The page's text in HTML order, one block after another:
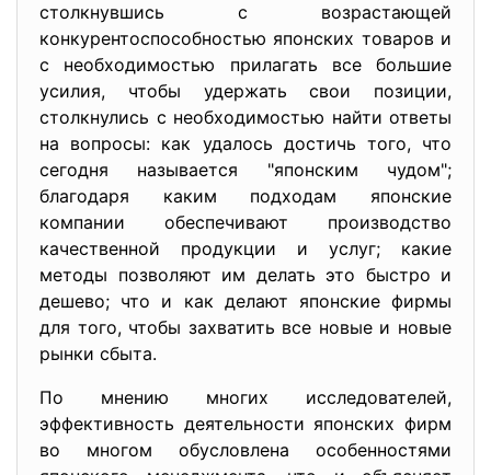
столкнувшись с возрастающей
конкурентоспособностью японских товаров и
с необходимостью прилагать все большие
усилия, чтобы удержать свои позиции,
столкнулись с необходимостью найти ответы
на вопросы: как удалось достичь того, что
сегодня называется "японским чудом";
благодаря каким подходам японские
компании обеспечивают производство
качественной продукции и услуг; какие
методы позволяют им делать это быстро и
дешево; что и как делают японские фирмы
для того, чтобы захватить все новые и новые
рынки сбыта.
По мнению многих исследователей,
эффективность деятельности японских фирм
во многом обусловлена особенностями